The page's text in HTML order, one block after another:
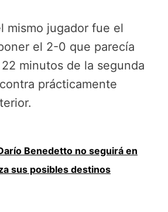
mismo jugador fue el
el 2-0 que parecía
minutos de la segunda
prácticamente
Benedetto no seguirá en
sus posibles destinos